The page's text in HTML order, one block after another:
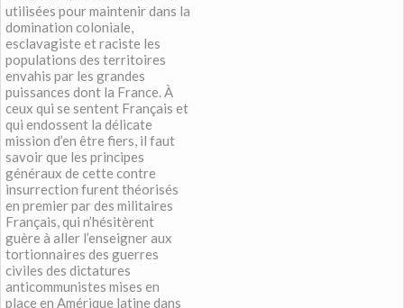
utilisées pour maintenir dans la
domination coloniale,
esclavagiste et raciste les
populations des territoires
envahis par les grandes
puissances dont la France. À
ceux qui se sentent Français et
qui endossent la délicate
mission d’en être fiers, il faut
savoir que les principes
généraux de cette contre
insurrection furent théorisés
en premier par des militaires
Français, qui n’hésitèrent
guère à aller l’enseigner aux
tortionnaires des guerres
civiles des dictatures
anticommunistes mises en
place en Amérique latine dans